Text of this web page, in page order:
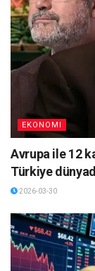
EKONOMI
Avrupa ile 12
Türkiye
2026-03-30